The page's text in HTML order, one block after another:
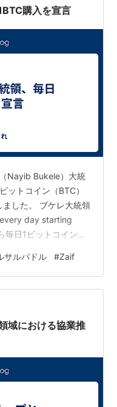
購入を宣言
Nayib Bukele）大統
ットコイン（BTC）
した。 ブケレ大統領
day starting
日1ビットコインを
に米ドルに加えてビ
それ以降、2,381BTC
とされています。ビ
最高値を…
サルバドル #Zaif
域における協業推